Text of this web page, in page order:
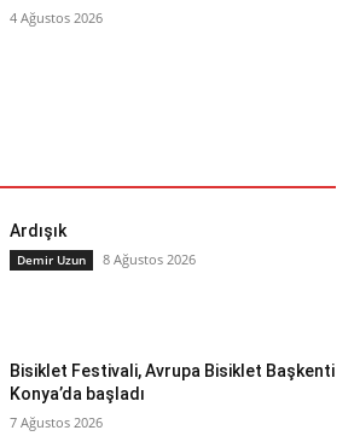
4 Ağustos 2026
Ardışık
Demir Uzun 8 Ağustos 2026
Bisiklet Festivali, Avrupa Bisiklet Başkenti
Konya’da başladı
7 Ağustos 2026